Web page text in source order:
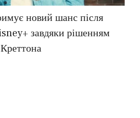
новий шанс після
завдяки рішенням